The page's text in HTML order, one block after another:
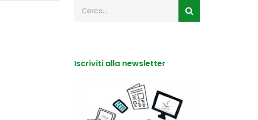
Iscriviti alla newsletter